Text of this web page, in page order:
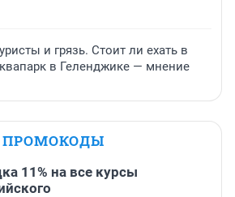
и грязь. Стоит ли ехать в
в Геленджике — мнение
ПРОМОКОДЫ
11% на все курсы